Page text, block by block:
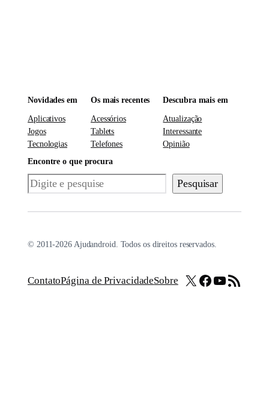
Novidades em
Aplicativos
Jogos
Tecnologias
Os mais recentes
Acessórios
Tablets
Telefones
Descubra mais em
Atualização
Interessante
Opinião
Encontre o que procura
Pesquisar Pesquisar
© 2011-2026 Ajudandroid. Todos os direitos reservados.
ContatoPágina de PrivacidadeSobre X Facebook
Youtube
Feed RSS